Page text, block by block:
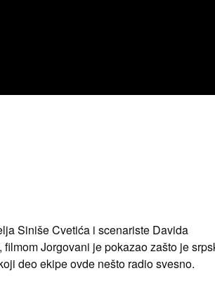
Siniše Cvetića i scenariste Davida
Jorgovani je pokazao zašto je
deo ekipe ovde nešto radio svesno.